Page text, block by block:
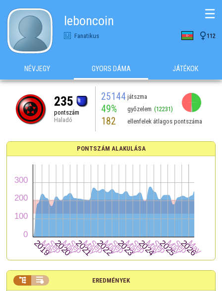
leboncoin
Fanatikus 112
☰
NÉVJEGY GYORS DÁMA JÁTÉKOK
235
pontszám
Haladó
25144 játszma
49% győzelem (12231)
182 ellenfelek átlagos pontszáma
PONTSZÁM ALAKULÁSA
EREDMÉNYEK
 